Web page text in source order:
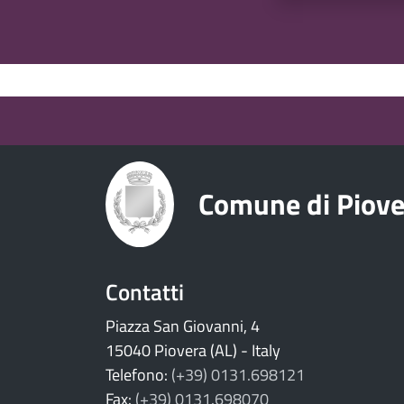
Comune di
Contatti
Piazza San Giovanni, 4
15040 Piovera (AL) - Italy
Telefono: (+39) 0131.698121
Fax: (+39) 0131.698070